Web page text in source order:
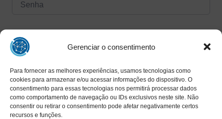
Gerenciar o consentimento
Para fornecer as melhores experiências, usamos tecnologias como
cookies para armazenar e/ou acessar informações do dispositivo. O
consentimento para essas tecnologias nos permitirá processar dados
como comportamento de navegação ou IDs exclusivos neste site. Não
consentir ou retirar o consentimento pode afetar negativamente certos
recursos e funções.
Entrar
Ainda não tem uma conta?Registrar agora